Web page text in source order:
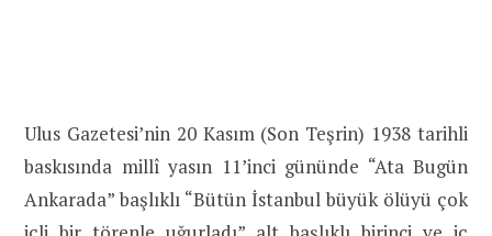
Ulus Gazetesi’nin 20 Kasım (Son Teşrin) 1938 tarihli
baskısında millî yasın 11’inci gününde “Ata Bugün
Ankarada” başlıklı “Bütün İstanbul büyük ölüyü çok